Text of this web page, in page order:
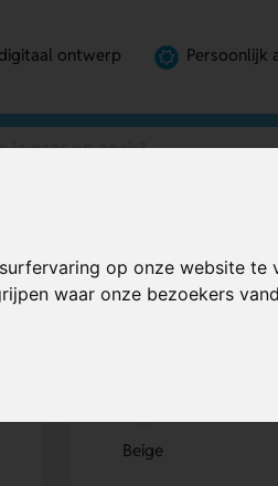
op onze website te
waar onze bezoekers
ontwerp Persoonlijk
Bereken mijn
Beige